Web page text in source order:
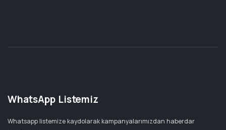
WhatsApp Listemiz
Whatsapp listemize kaydolarak kampanyalarımızdan haberdar